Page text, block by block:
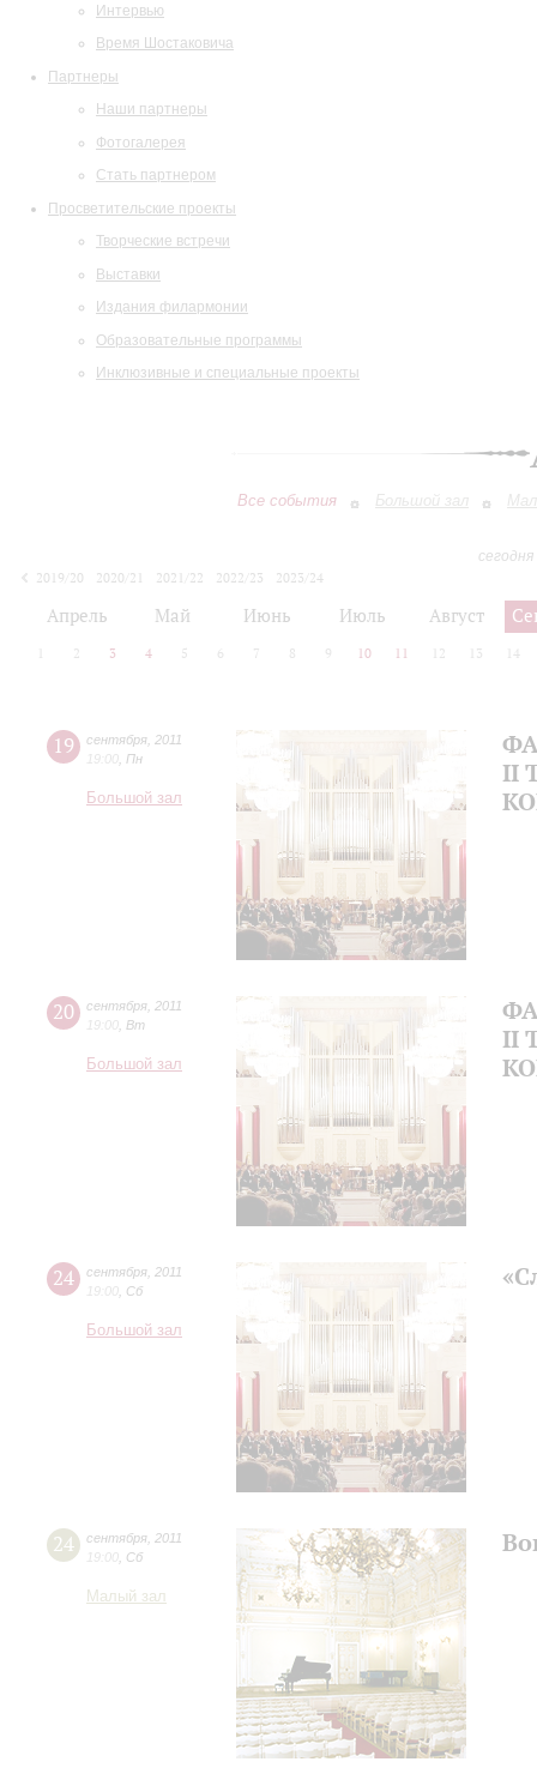
Интервью
Время Шостаковича
Партнеры
Наши партнеры
Фотогалерея
Стать партнером
Просветительские проекты
Творческие встречи
Выставки
Издания филармонии
Образовательные программы
Инклюзивные и специальные проекты
Все события Большой зал
2019/20
2020/21 2021/22 2022/23
2023/24
Апрель Май Июнь Июль Август
2 3 4 5 6 7 8 9 10 11 12 13 14
19 сентября 2011
19:00 Пн
Большой зал
II
20 сентября 2011
19:00 Вт
Большой зал
II
24 сентября 2011
19:00 Сб
Большой зал
24 сентября 2011
19:00 Сб
Малый зал